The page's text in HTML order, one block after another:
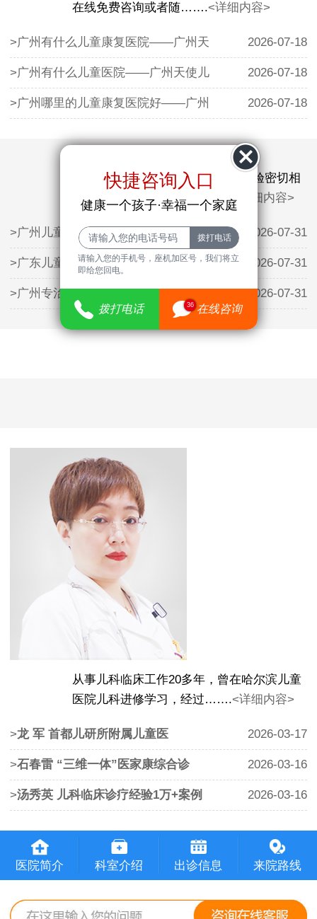
在线免费咨询或者随…….<详细内容>
>广州有什么儿童康复医院——广州天 2026-07-18
>广州有什么儿童医院——广州天使儿 2026-07-18
>广州哪里的儿童康复医院好——广州 2026-07-18
抽动症的治疗效果与医生的临床经验密切相
关。广州天使儿童医院的…….<详细内容>
>广州儿童生长发育方面哪家医院好— 2026-07-31
>广东儿童矮小哪家医院好——利用暑 2026-07-31
>广州专治儿童矮小医院哪里有——暑 2026-07-31
从事儿科临床工作20多年，曾在哈尔滨儿童
医院儿科进修学习，经过…….<详细内容>
>龙 军 首都儿研所附属儿童医 2026-03-17
>石春雷 “三维一体”医家康综合诊 2026-03-16
>汤秀英 儿科临床诊疗经验1万+案例 2026-03-16
医院简介 科室介绍 出诊信息 来院路线
快捷咨询入口
健康一个孩子·幸福一个家庭
请输入您的手机号，座机加区号，我们将立
即给您回电。
拨打电话 36 在线咨询